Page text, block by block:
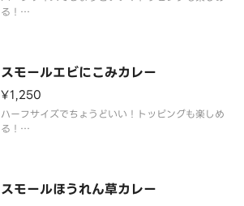
る！
スモールエビにこみカレー
¥1,250
ハーフサイズでちょうどいい！トッピングも楽しめ
る！
スモールほうれん草カレー